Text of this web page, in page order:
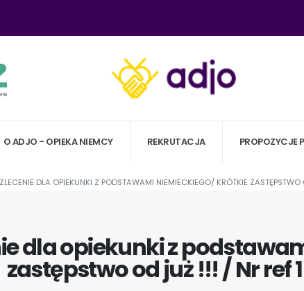
O ADJO - OPIEKA NIEMCY REKRUTACJA PROPOZYCJE
DLA OPIEKUNKI Z PODSTAWAMI NIEMIECKIEGO/ KRÓTKIE
dla opiekunki z
zastępstwo od już !!! / Nr ref